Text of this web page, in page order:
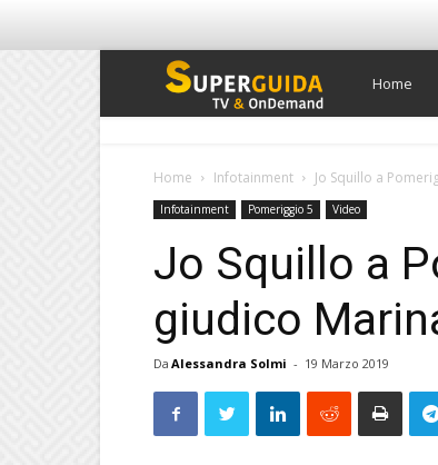
Super
TV
Home
Home Infotainment Jo Squillo a
Infotainment Pomeriggio 5 Video
Jo Squillo a
giudico
Da Alessandra Solmi - 19 Marzo 2019